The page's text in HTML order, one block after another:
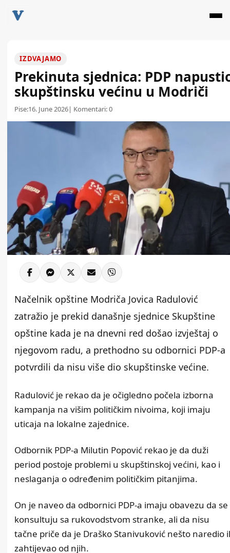
IZDVAJAMO
Prekinuta sjednica: PDP
skupštinsku većinu u Modriči
Pise:16. June 2026| Komentari:0
Načelnik opštine Modriča Jovica Radulović
zatražio je prekid današnje sjednice Skupštine
opštine kada je na dnevni red došao izvještaj o
njegovom radu, a prethodno su odbornici PDP-a
potvrdili da nisu više dio skupštinske većine.
Radulović je rekao da je očigledno počela izborna
kampanja na višim političkim nivoima, koji imaju
uticaja na lokalne zajednice.
Odbornik PDP-a Milutin Popović rekao je da duži
period postoje problemi u skupštinskoj većini, kao i
neslaganja o određenim političkim pitanjima.
On je naveo da odbornici PDP-a imaju obavezu da se
konsultuju sa rukovodstvom stranke, ali da nisu
tačne priče da je Draško Stanivuković nešto naredio
zahtijevao od njih.